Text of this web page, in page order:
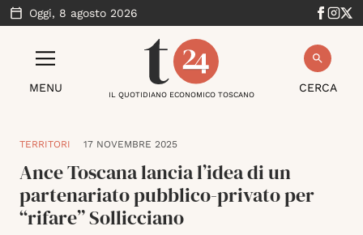
Oggi, 8 agosto 2026
MENU CERCA
IL QUOTIDIANO ECONOMICO TOSCANO
TERRITORI 17 NOVEMBRE 2025
Ance Toscana lancia l’idea di un
partenariato pubblico-privato per
“rifare” Sollicciano